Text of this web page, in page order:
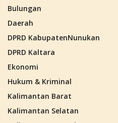
Bulungan
Daerah
DPRD KabupatenNunukan
DPRD Kaltara
Ekonomi
Hukum & Kriminal
Kalimantan Barat
Kalimantan Selatan